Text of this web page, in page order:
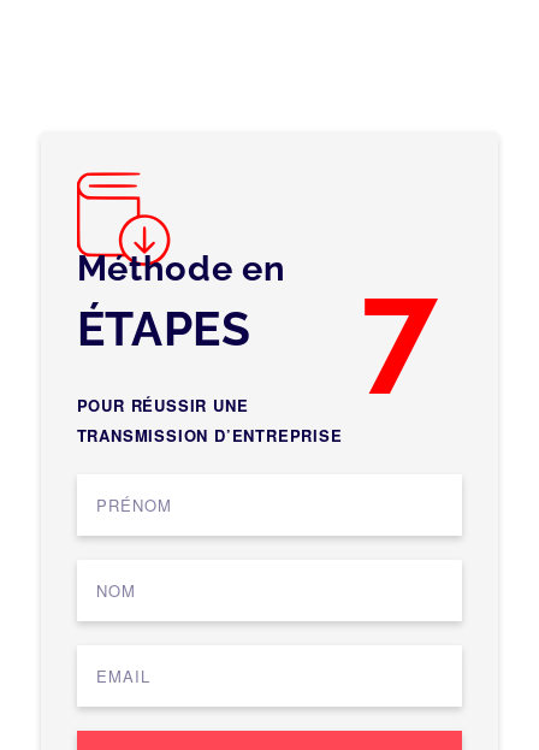
Méthode en 7
ÉTAPES
POUR RÉUSSIR UNE
TRANSMISSION D’ENTREPRISE